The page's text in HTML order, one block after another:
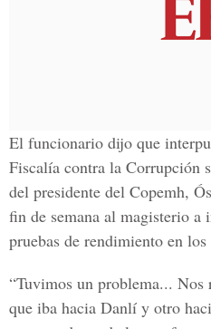
El funcionario dijo que
Fiscalía contra la Corrupción
del presidente del Copemh,
fin de semana al magisterio
pruebas de rendimiento en
“Tuvimos un problema...
que iba hacia Danlí y otro